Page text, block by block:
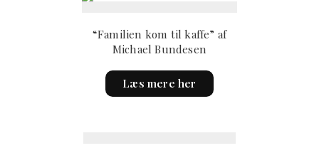
“Familien kom til kaffe” af
Michael Bundesen
Læs mere her
product